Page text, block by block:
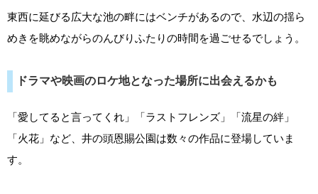
東西に延びる広大な池の畔にはベンチがあるので、水辺の揺ら
めきを眺めながらのんびりふたりの時間を過ごせるでしょう。
ドラマや映画のロケ地となった場所に出会えるかも
「愛してると言ってくれ」「ラストフレンズ」「流星の絆」
「火花」など、井の頭恩賜公園は数々の作品に登場していま
す。